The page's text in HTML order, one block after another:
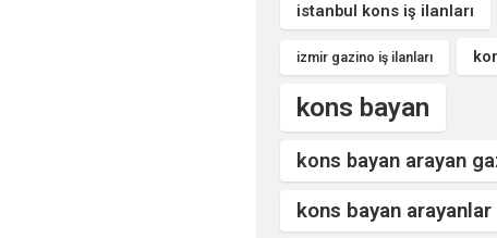
istanbul kons iş ilanları
izmir gazino iş ilanları
kons bayan
kons bayan arayan
kons bayan arayanlar